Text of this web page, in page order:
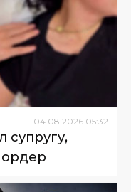
04 08 2026 05:32
супругу,